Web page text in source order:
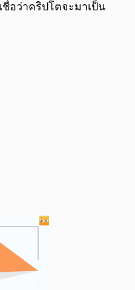
ชื่อว่าคริปโตจะมาเป็น